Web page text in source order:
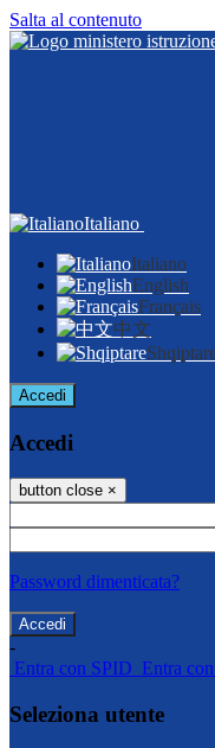
Salta al contenuto
Italiano
Italiano
English
Français
中文
Accedi
Accedi
button close ×
Password dimenticata?
-
Entra con SPID Entra
Seleziona utente